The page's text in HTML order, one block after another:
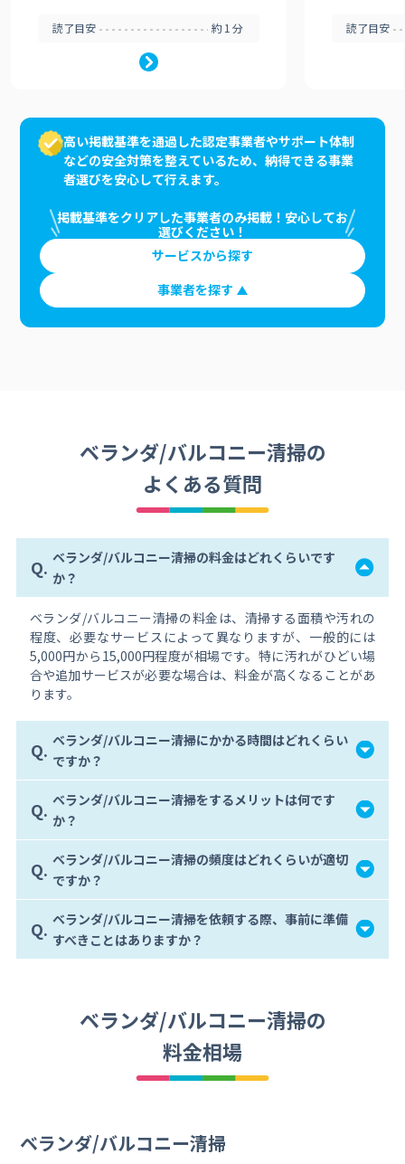
読了目安 約1分 読了目安
高い掲載基準を通過した認定事業者やサポート体制
などの安全対策を整えているため、納得できる事業
者選びを安心して行えます。
掲載基準をクリアした事業者のみ掲載！安心してお
選びください！
サービスから探す
事業者を探す
ベランダ/バルコニー清掃の
よくある質問
Q. ベランダ/バルコニー清掃の料金はどれくらいです
か？
ベランダ/バルコニー清掃の料金は、清掃する面積や汚れの
程度、必要なサービスによって異なりますが、一般的には
5,000円から15,000円程度が相場です。特に汚れがひどい場
合や追加サービスが必要な場合は、料金が高くなることがあ
ります。
Q. ベランダ/バルコニー清掃にかかる時間はどれくらい
ですか？
Q. ベランダ/バルコニー清掃をするメリットは何です
か？
Q. ベランダ/バルコニー清掃の頻度はどれくらいが適切
ですか？
Q. ベランダ/バルコニー清掃を依頼する際、事前に準備
すべきことはありますか？
ベランダ/バルコニー清掃の
料金相場
ベランダ/バルコニー清掃